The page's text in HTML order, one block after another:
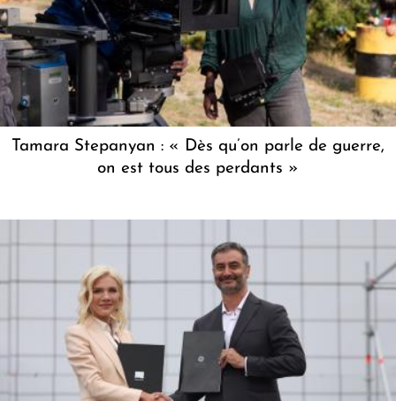
Tamara Stepanyan : « Dès qu’on parle de guerre,
on est tous des perdants »